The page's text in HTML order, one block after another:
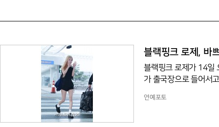
블랙핑크 로제, 바
블랙핑크 로제가 14일
가 출국장으로 들어서
연예포토